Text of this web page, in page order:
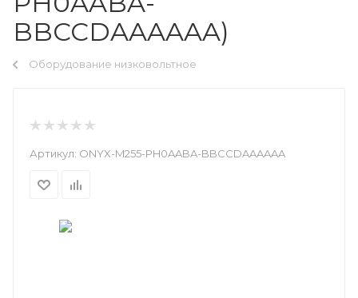
BBCCDAAAAAA)
Оборудование низковольтное
Артикул: ONYX-M255-PH0AABA-BBCCDAAAAAA